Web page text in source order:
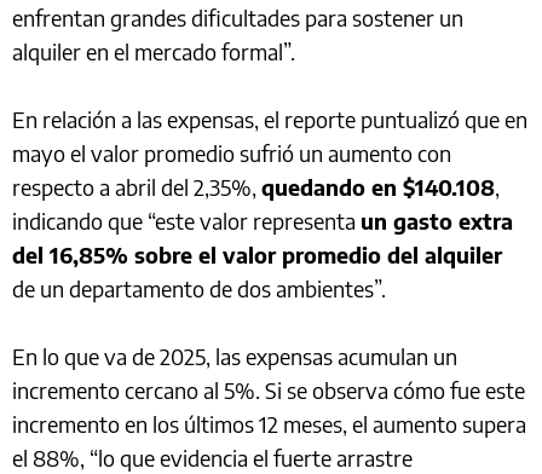
enfrentan grandes dificultades para sostener un
alquiler en el mercado formal”.
En relación a las expensas, el reporte puntualizó que en
mayo el valor promedio sufrió un aumento con
respecto a abril del 2,35%, quedando en $140.108,
indicando que “este valor representa un gasto extra
del 16,85% sobre el valor promedio del alquiler
de un departamento de dos ambientes”.
En lo que va de 2025, las expensas acumulan un
incremento cercano al 5%. Si se observa cómo fue este
incremento en los últimos 12 meses, el aumento supera
el 88%, “lo que evidencia el fuerte arrastre